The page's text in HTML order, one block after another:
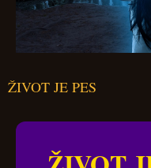
ŽIVOT JE PES